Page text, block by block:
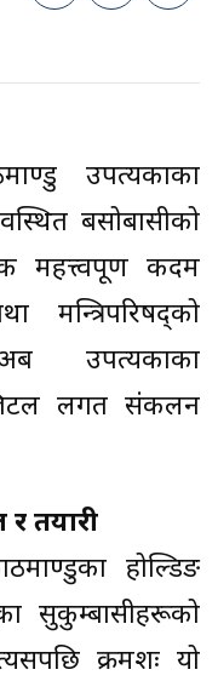
उपत्यकाका
बसोबासीको
महत्त्वपूर्ण कदम
मन्त्रिपरिषद्को
उपत्यकाका
लगत संकलन
तयारी
होल्डिङ
सुकुम्बासीहरूको
क्रमशः यो